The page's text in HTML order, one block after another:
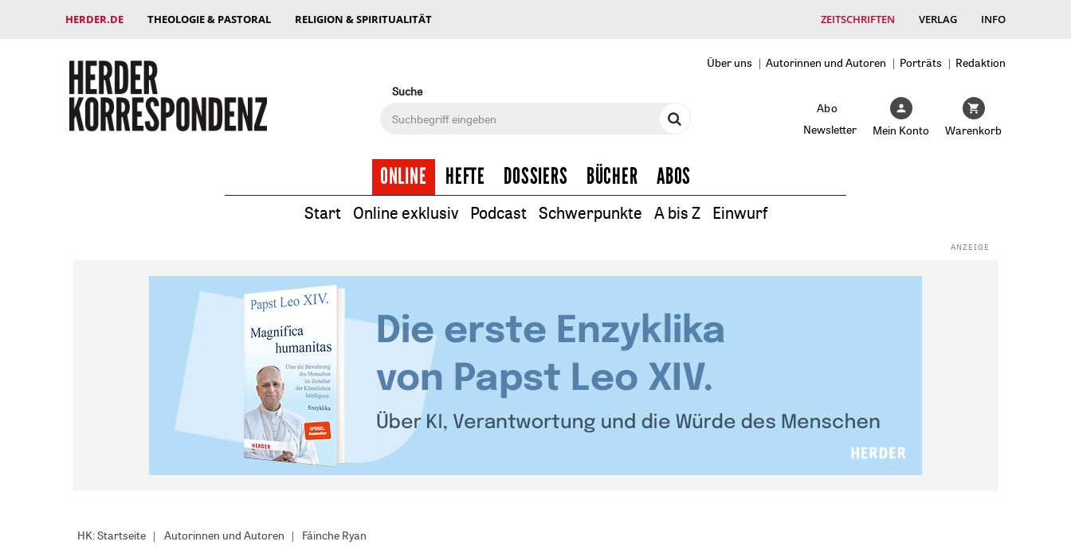
HERDER.DE THEOLOGIE & PASTORAL RELIGION & SPIRITUALITÄT ZEITSCHRIFTEN VERLAG INFO
Über uns Autorinnen und Autoren Porträts
Redaktion
Suche
Abo
Newsletter
Mein Konto Warenkorb
ONLINE HEFTE DOSSIERS BÜCHER ABOS
Start Online exklusiv Podcast Schwerpunkte A bis Z Einwurf
HK: Startseite Autorinnen und Autoren Fáinche Ryan